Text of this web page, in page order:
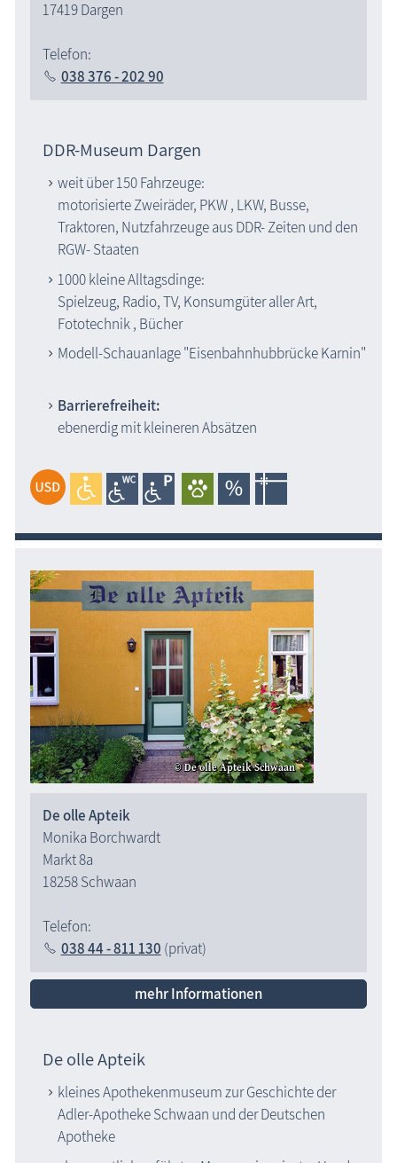
17419 Dargen
Telefon:
038 376 - 202 90
DDR-Museum Dargen
weit über 150 Fahrzeuge:
motorisierte Zweiräder, PKW , LKW, Busse,
Traktoren, Nutzfahrzeuge aus DDR- Zeiten und den
RGW- Staaten
1000 kleine Alltagsdinge:
Spielzeug, Radio, TV, Konsumgüter aller Art,
Fototechnik , Bücher
Modell-Schauanlage "Eisenbahnhubbrücke Karnin"
Barrierefreiheit:
ebenerdig mit kleineren Absätzen
De olle Apteik
Monika Borchwardt
Markt 8a
18258 Schwaan
Telefon:
038 44 - 811 130 (privat)
mehr Informationen
De olle Apteik
kleines Apothekenmuseum zur Geschichte der
Adler-Apotheke Schwaan und der Deutschen
Apotheke